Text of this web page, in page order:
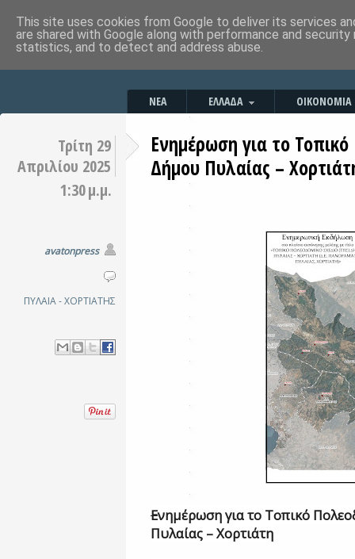
ΝΕΑ ΕΛΛΑΔΑ ΟΙΚΟΝΟΜΙΑ
Τρίτη 29
Απριλίου 2025
1:30 μ.μ.
avatonpress
ΠΥΛΑΙΑ - ΧΟΡΤΙΑΤΗΣ
Ενημέρωση για το
Δήμου Πυλαίας –
Ενημέρωση για το Τοπικό
Πυλαίας – Χορτιάτη
This site uses cookies from Google to deliver its services
are shared with Google along with performance and
statistics, and to detect and address abuse.